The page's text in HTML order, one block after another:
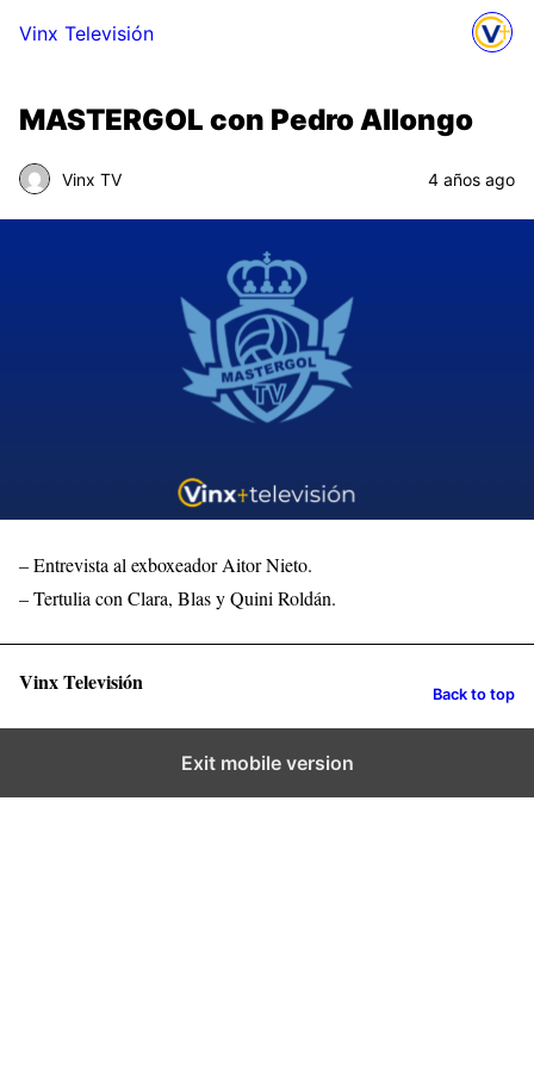
Vinx Televisión
MASTERGOL con Pedro Allongo
Vinx TV 4 años ago
– Entrevista al exboxeador Aitor Nieto.
– Tertulia con Clara, Blas y Quini Roldán.
Vinx Televisión Back to top
Exit mobile version